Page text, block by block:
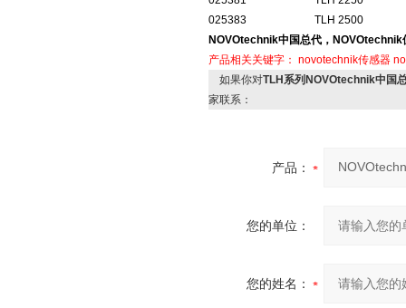
025383
TLH 2500
NOVOtechnik中国总代，NOVOtechnik
产品相关关键字： novotechnik传感器
如果你对TLH系列NOVOtechnik中国
家联系：
产品：
您的单位：
您的姓名：